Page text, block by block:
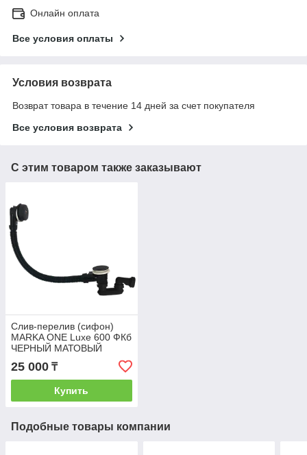
Онлайн оплата
Все условия оплаты
Условия возврата
Возврат товара в течение 14 дней за счет покупателя
Все условия возврата
С этим товаром также заказывают
Слив-перелив (сифон)
MARKA ONE Luxe 600 ФКб
ЧЕРНЫЙ МАТОВЫЙ
25 000 ₸
Купить
Подобные товары компании